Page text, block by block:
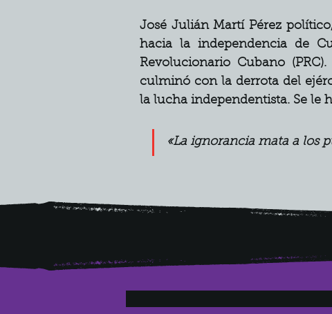
José Julián Martí Pérez
hacia la independencia de
Revolucionario Cubano
culminó con la derrota del
la lucha independentista. Se le
«La ignorancia mata a los